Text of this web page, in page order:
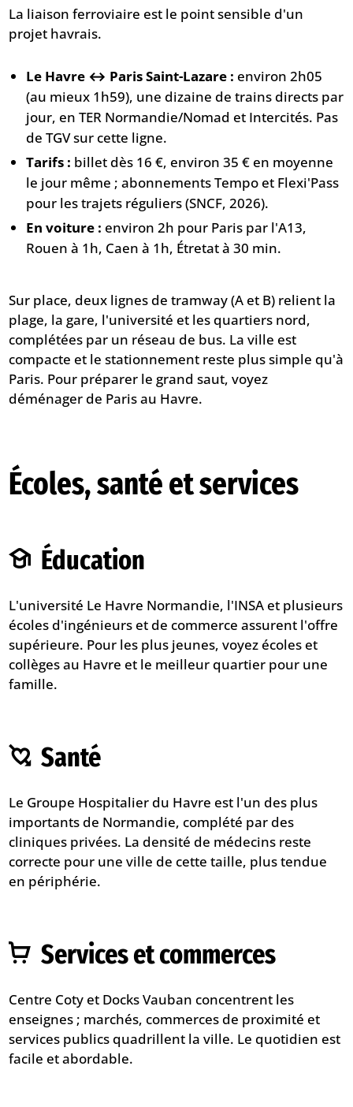
La liaison ferroviaire est le point sensible d'un
projet havrais.
Le Havre ↔ Paris Saint-Lazare : environ 2h05
(au mieux 1h59), une dizaine de trains directs par
jour, en TER Normandie/Nomad et Intercités. Pas
de TGV sur cette ligne.
Tarifs : billet dès 16 €, environ 35 € en moyenne
le jour même ; abonnements Tempo et Flexi'Pass
pour les trajets réguliers (SNCF, 2026).
En voiture : environ 2h pour Paris par l'A13,
Rouen à 1h, Caen à 1h, Étretat à 30 min.
Sur place, deux lignes de tramway (A et B) relient la
plage, la gare, l'université et les quartiers nord,
complétées par un réseau de bus. La ville est
compacte et le stationnement reste plus simple qu'à
Paris. Pour préparer le grand saut, voyez
déménager de Paris au Havre.
Écoles, santé et services
Éducation
L'université Le Havre Normandie, l'INSA et plusieurs
écoles d'ingénieurs et de commerce assurent l'offre
supérieure. Pour les plus jeunes, voyez écoles et
collèges au Havre et le meilleur quartier pour une
famille.
Santé
Le Groupe Hospitalier du Havre est l'un des plus
importants de Normandie, complété par des
cliniques privées. La densité de médecins reste
correcte pour une ville de cette taille, plus tendue
en périphérie.
Services et commerces
Centre Coty et Docks Vauban concentrent les
enseignes ; marchés, commerces de proximité et
services publics quadrillent la ville. Le quotidien est
facile et abordable.